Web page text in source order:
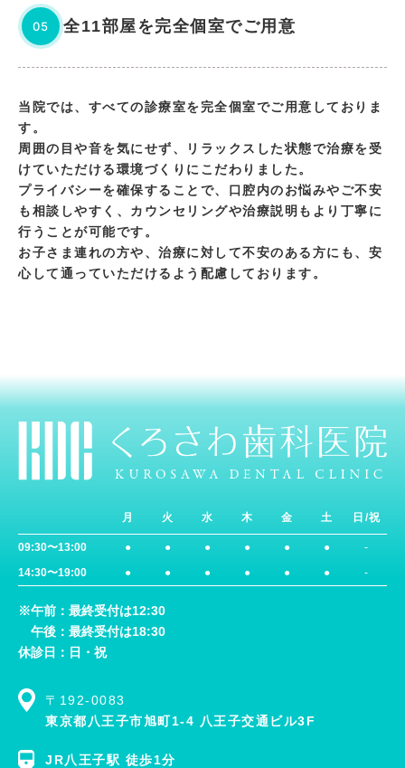
05 全11部屋を完全個室でご用意
当院では、すべての診療室を完全個室でご用意しておりま
す。
周囲の目や音を気にせず、リラックスした状態で治療を受
けていただける環境づくりにこだわりました。
プライバシーを確保することで、口腔内のお悩みやご不安
も相談しやすく、カウンセリングや治療説明もより丁寧に
行うことが可能です。
お子さま連れの方や、治療に対して不安のある方にも、安
心して通っていただけるよう配慮しております。
月 火 水 木 金 土 日/祝
09:30〜13:00 ● ● ● ● ● ●
-
14:30〜19:00
● ● ● ● ● ● -
※午前：最終受付は12:30
午後：最終受付は18:30
休診日：日・祝
〒192-0083
東京都八王子市旭町1-4 八王子交通ビル3F
JR八王子駅 徒歩1分